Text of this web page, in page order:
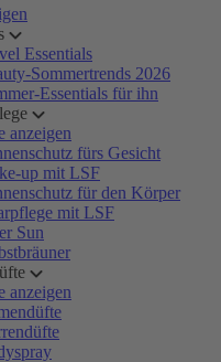
Essentials
Sommertrends 2026
Essentials für ihn
anzeigen
fürs Gesicht
up mit LSF
für den Körper
mit LSF
Sun
anzeigen